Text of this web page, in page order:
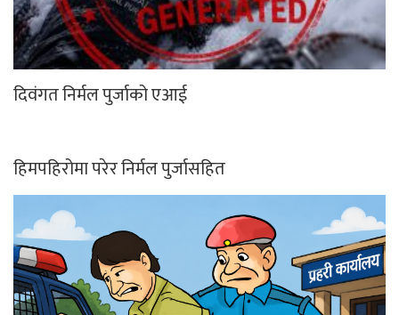
दिवंगत निर्मल पुर्जाको एआई
हिमपहिरोमा परेर निर्मल पुर्जासहित